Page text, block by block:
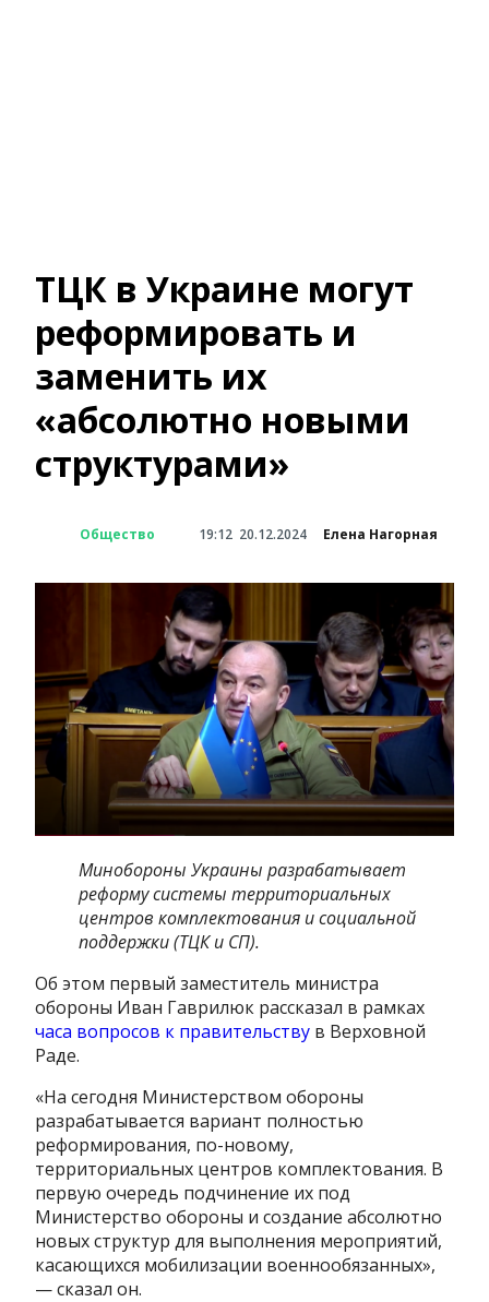
ТЦК в Украине могут
реформировать и
заменить их
«абсолютно новыми
структурами»
Общество 19:12 20.12.2024 Елена Нагорная
Минобороны Украины разрабатывает
реформу системы территориальных
центров комплектования и социальной
поддержки (ТЦК и СП).
Об этом первый заместитель министра
обороны Иван Гаврилюк рассказал в рамках
часа вопросов к правительству в Верховной
Раде.
«На сегодня Министерством обороны
разрабатывается вариант полностью
реформирования, по-новому,
территориальных центров комплектования. В
первую очередь подчинение их под
Министерство обороны и создание абсолютно
новых структур для выполнения мероприятий,
касающихся мобилизации военнообязанных»,
— сказал он.